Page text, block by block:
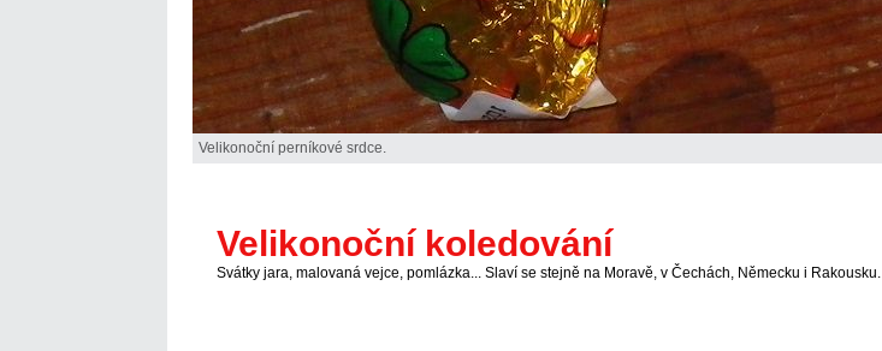
Velikonoční perníkové srdce.
Velikonoční koledování
Svátky jara, malovaná vejce, pomlázka... Slaví se stejně na Moravě, v Čechách, Německu i Rakousku.